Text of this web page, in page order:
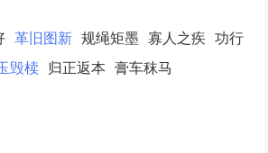
革旧图新 规绳矩墨 寡人之疾 功行
毁椟 归正返本 膏车秣马